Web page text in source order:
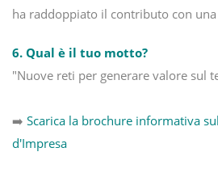
ha raddoppiato il contributo con
6. Qual è il tuo motto?
"Nuove reti per generare valore sul
➡️ Scarica la brochure informativa
d'Impresa